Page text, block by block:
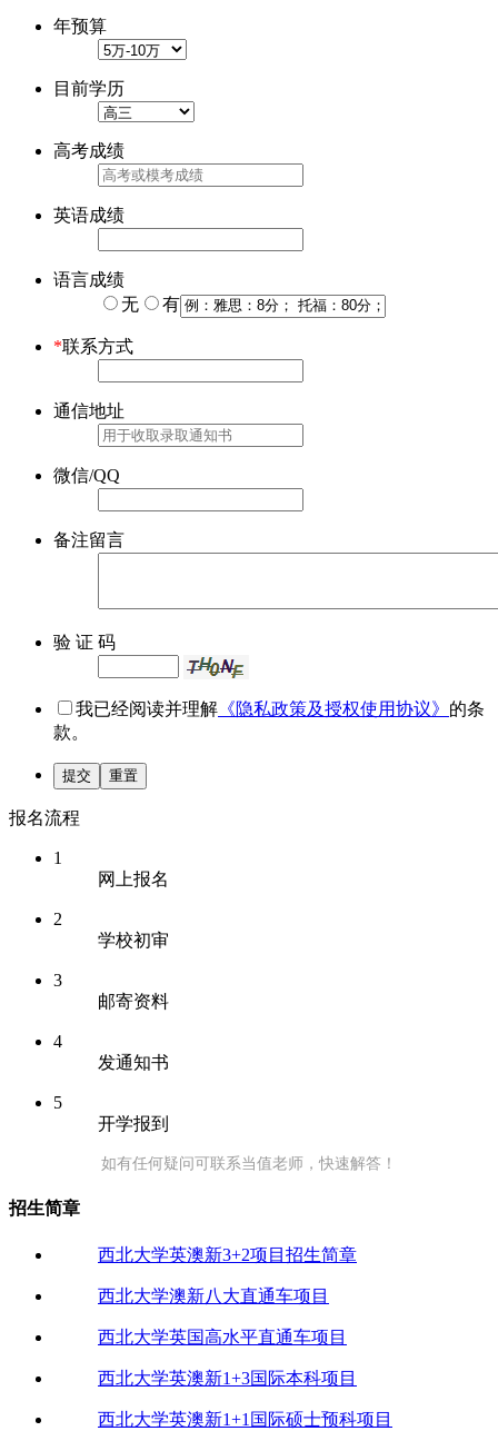
年预算
目前学历
高考成绩
英语成绩
语言成绩
无
有
*联系方式
通信地址
微信/QQ
备注留言
验 证 码
我已经阅读并理解 《隐私政策及授权使用协议》 的条
款。
提交 重置
报名流程
1
网上报名
2
学校初审
3
邮寄资料
4
发通知书
5
开学报到
如有任何疑问可联系当值老师，快速解答！
招生简章
西北大学英澳新3+2项目招生简章
西北大学澳新八大直通车项目
西北大学英国高水平直通车项目
西北大学英澳新1+3国际本科项目
西北大学英澳新1+1国际硕士预科项目